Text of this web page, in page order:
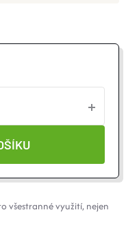
všestranné využití, nejen